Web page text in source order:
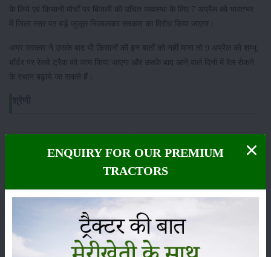
के लिये एवं किसानी मोर्चों पर बिजली की उचित व्यवस्था के लिए 7 अप्रैल को भारतभर
में जिला स्तर पर बड़े जुलूस निकालकर सरकार का विरोध किया जाएगा।
अगर सरकार ने उसके बाद भी किसानों की इन बातों को नहीं माना तो 9 अप्रैल को शम्भू
बॉर्डर पर रेलवे ट्रैक को जाम किया जाएगा और उसके बाद आने वाले दिनों में रेल रोकने
के स्थान बढ़ाये जा सकते हैं।
कीटनाशक
ENQUIRY FOR OUR PREMIUM
TRACTORS